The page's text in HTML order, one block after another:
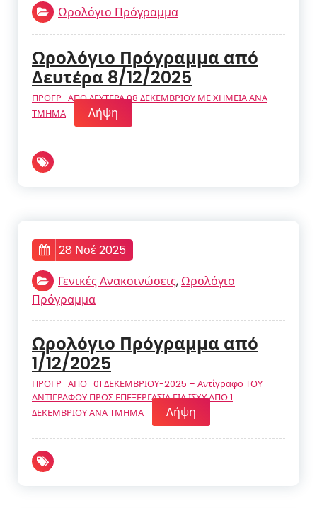
Ωρολόγιο Πρόγραμμα
Ωρολόγιο Πρόγραμμα από
Δευτέρα 8/12/2025
ΠΡΟΓΡ_ΑΠΟ ΔΕΥΤΕΡΑ 08 ΔΕΚΕΜΒΡΙΟΥ ΜΕ ΧΗΜΕΙΑ ΑΝΑ
ΤΜΗΜΑ
Λήψη
28 Νοέ 2025
Γενικές Ανακοινώσεις,Ωρολόγιο
Πρόγραμμα
Ωρολόγιο Πρόγραμμα από
1/12/2025
ΠΡΟΓΡ_ΑΠΟ_01 ΔΕΚΕΜΒΡΙΟΥ-2025 – Αντίγραφο ΤΟΥ
ΑΝΤΙΓΡΑΦΟΥ ΠΡΟΣ ΕΠΕΞΕΡΓΑΣΙΑ ΓΙΑ ΙΣΧΥ ΑΠΟ 1
ΔΕΚΕΜΒΡΙΟΥ ΑΝΑ ΤΜΗΜΑ
Λήψη